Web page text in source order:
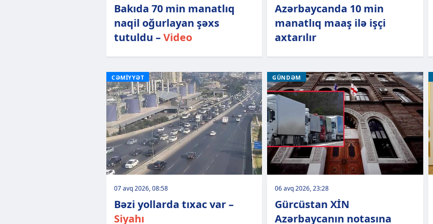
Bakıda 70 min manatlıq
naqil oğurlayan şəxs
tutuldu –Video
Azərbaycanda 10 min
manatlıq maaş ilə işçi
axtarılır
CƏMİYYƏT
07 avq 2026, 08:58
Bəzi yollarda tıxac var –
Siyahı
GÜNDƏM
06 avq 2026, 23:28
Gürcüstan XİN
Azərbaycanın notasına